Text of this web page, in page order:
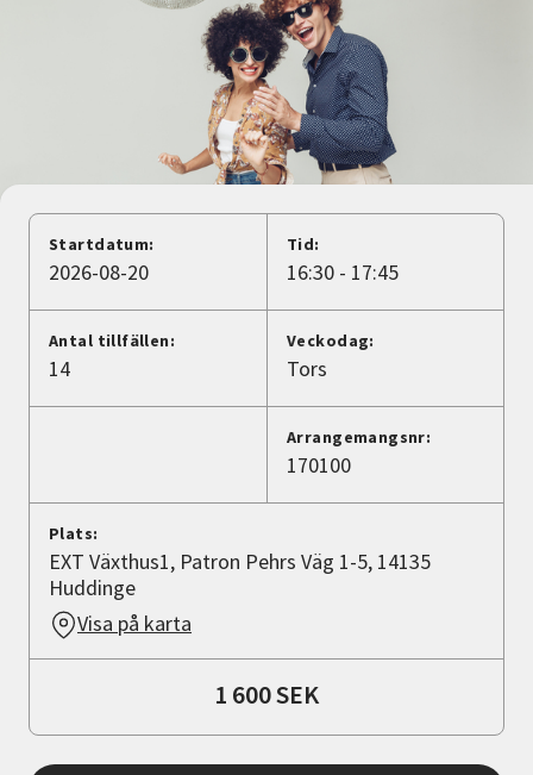
Avdelningar
Lyssna
Startdatum:
2026-08-20
Tid:
16:30 - 17:45
Antal tillfällen:
14
Veckodag:
Tors
Arrangemangsnr:
170100
Plats:
EXT Växthus1, Patron Pehrs Väg 1-5, 14135
Huddinge
Visa på karta
1 600 SEK